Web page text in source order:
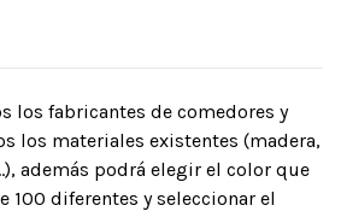
los fabricantes de comedores y
los materiales existentes (madera,
además podrá elegir el color que
100 diferentes y seleccionar el